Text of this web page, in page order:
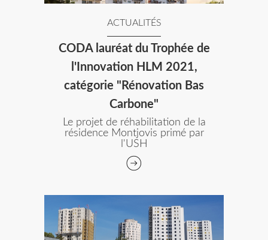
ACTUALITÉS
CODA lauréat du Trophée de
l'Innovation HLM 2021,
catégorie "Rénovation Bas
Carbone"
Le projet de réhabilitation de la
résidence Montjovis primé par
l'USH